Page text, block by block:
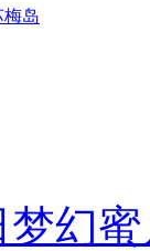
梅岛
梦幻